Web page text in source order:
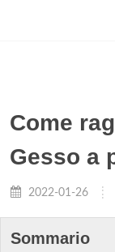
Come
Gesso a
2022-01-26
Sommario